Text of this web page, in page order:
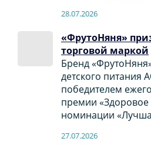
28.07.2026
«ФрутоНяня»
торговой маркой
Бренд
детского питания
победителем
премии «Здоровое
номинации
27.07.2026